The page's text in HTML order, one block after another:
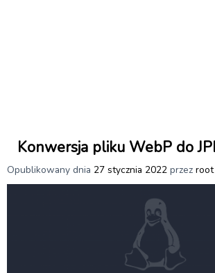
Konwersja pliku WebP do
Opublikowany dnia 27 stycznia 2022 przez root